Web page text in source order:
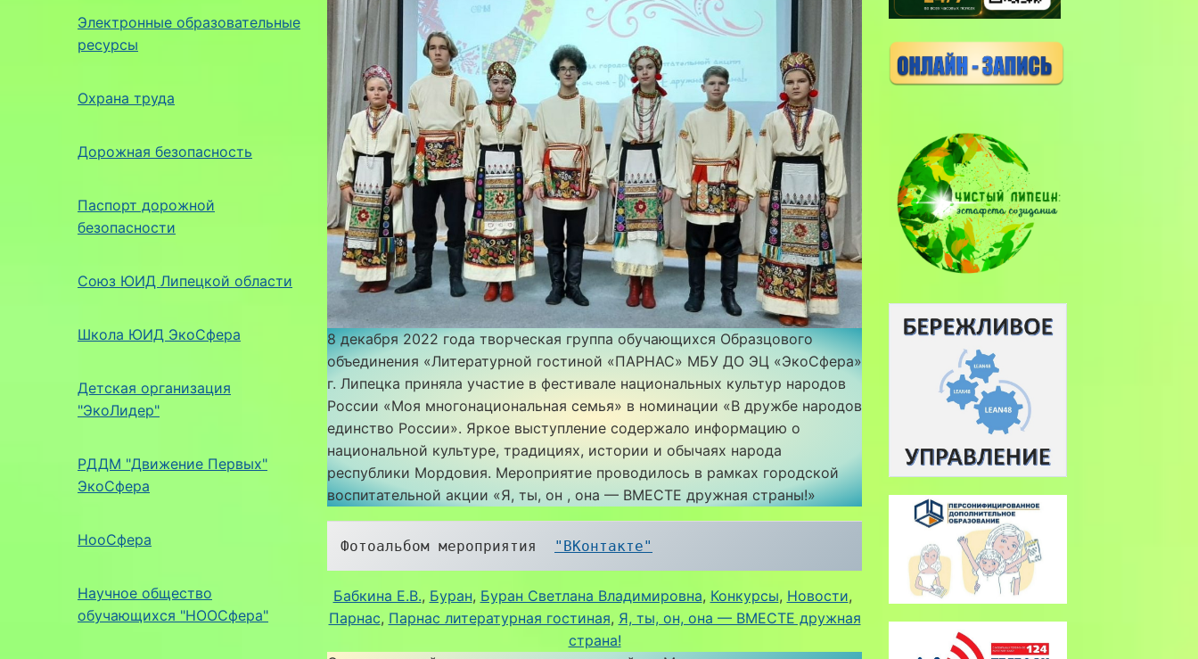
Электронные образовательные
ресурсы
Охрана труда
Дорожная безопасность
Паспорт дорожной
безопасности
Союз ЮИД Липецкой области
Школа ЮИД ЭкоСфера
Детская организация
"ЭкоЛидер"
РДДМ "Движение Первых"
ЭкоСфера
НооСфера
Научное общество
обучающихся "НООСфера"
8 декабря 2022 года творческая группа обучающихся Образцового
объединения «Литературной гостиной «ПАРНАС» МБУ ДО ЭЦ «ЭкоСфера»
г. Липецка приняла участие в фестивале национальных культур народов
России «Моя многонациональная семья» в номинации «В дружбе народов
единство России». Яркое выступление содержало информацию о
национальной культуре, традициях, истории и обычаях народа
республики Мордовия. Мероприятие проводилось в рамках городской
воспитательной акции «Я, ты, он , она — ВМЕСТЕ дружная страны!»
Фотоальбом мероприятия "ВКонтакте"
Бабкина Е.В., Буран, Буран Светлана Владимировна, Конкурсы, Новости
Парнас, Парнас литературная гостиная, Я, ты, он, она — ВМЕСТЕ дружная
страна!